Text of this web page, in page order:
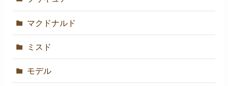
マクドナルド
ミスド
モデル